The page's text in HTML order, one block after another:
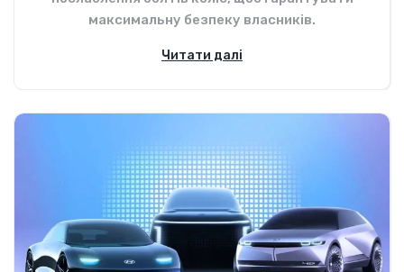
максимальну безпеку власників.
Читати далі